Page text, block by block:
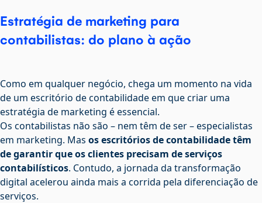
Estratégia de marketing para
contabilistas: do plano à ação
Como em qualquer negócio, chega um momento na vida
de um escritório de contabilidade em que criar uma
estratégia de marketing é essencial.
Os contabilistas não são – nem têm de ser – especialistas
em marketing. Mas os escritórios de contabilidade têm
de garantir que os clientes precisam de serviços
contabilísticos. Contudo, a jornada da transformação
digital acelerou ainda mais a corrida pela diferenciação de
serviços.